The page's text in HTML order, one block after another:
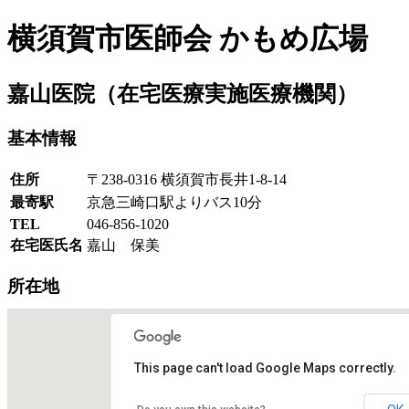
横須賀市医師会 かもめ広場
嘉山医院（在宅医療実施医療機関）
基本情報
住所
〒238-0316 横須賀市長井1-8-14
最寄駅
京急三崎口駅よりバス10分
TEL
046-856-1020
在宅医氏名 嘉山 保美
所在地
This page can't load Google Maps correctly.